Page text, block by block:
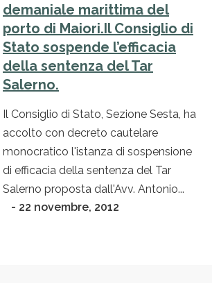
demaniale marittima del
porto di Maiori.Il Consiglio di
Stato sospende l’efficacia
della sentenza del Tar
Salerno.
Il Consiglio di Stato, Sezione Sesta, ha
accolto con decreto cautelare
monocratico l'istanza di sospensione
di efficacia della sentenza del Tar
Salerno proposta dall'Avv. Antonio...
- 22 novembre, 2012